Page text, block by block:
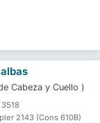
Cabeza y Cuello )
2143 (Cons 610B)